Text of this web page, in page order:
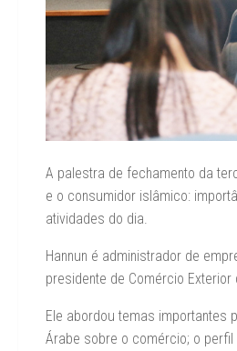
A palestra de fechamento da
e o consumidor islâmico:
atividades do dia.
Hannun é administrador de
presidente de Comércio
Ele abordou temas importantes
Árabe sobre o comércio; o